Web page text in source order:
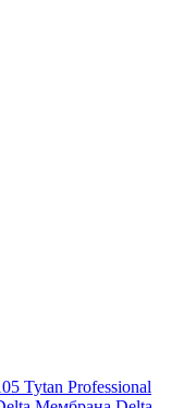
Tytan Professional